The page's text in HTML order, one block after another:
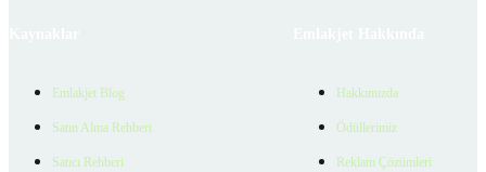
Emlakjet Blog
Satın Alma Rehberi
Satıcı Rehberi
Hakkımızda
Ödüllerimiz
Reklam Çözümleri